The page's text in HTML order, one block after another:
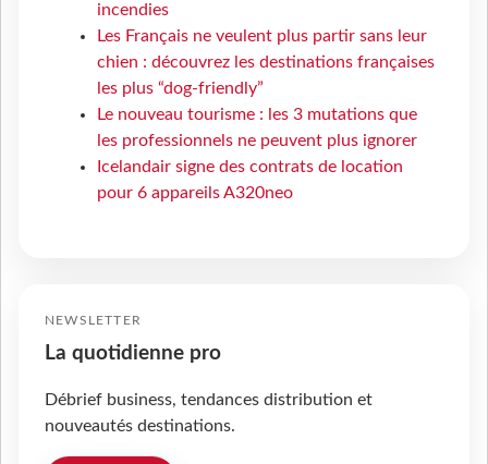
incendies
Les Français ne veulent plus partir sans leur
chien : découvrez les destinations françaises
les plus “dog-friendly”
Le nouveau tourisme : les 3 mutations que
les professionnels ne peuvent plus ignorer
Icelandair signe des contrats de location
pour 6 appareils A320neo
NEWSLETTER
La quotidienne pro
Débrief business, tendances distribution et
nouveautés destinations.